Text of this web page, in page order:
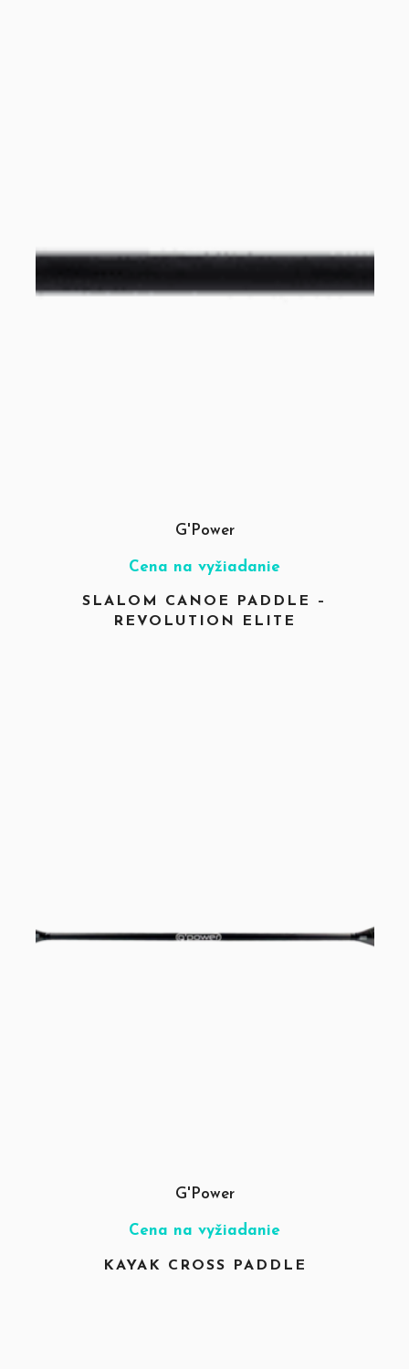
G'Power
Cena na vyžiadanie
SLALOM CANOE PADDLE –
REVOLUTION ELITE
G'Power
Cena na vyžiadanie
KAYAK CROSS PADDLE